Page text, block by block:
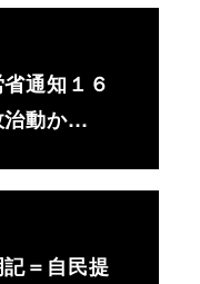
通知１６
治動か…
＝自民提